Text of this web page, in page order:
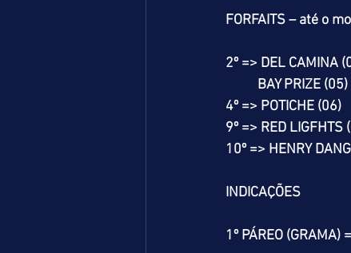
FORFAITS – até o
2º => DEL CAMINA
          BAY PRIZE (05)
4º => POTICHE (06)
9º => RED LIGFHTS
10º => HENRY
INDICAÇÕES
1º PÁREO